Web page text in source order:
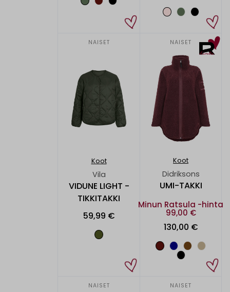
NAISET
Koot
Vila
VIDUNE LIGHT -
TIKKITAKKI
59,99 €
NAISET
Koot
Didriksons
UMI-TAKKI
Minun Ratsula -hinta
99,00 €
130,00 €
NAISET NAISET